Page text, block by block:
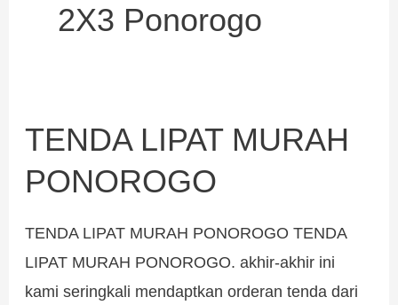
2X3 Ponorogo
TENDA LIPAT MURAH
PONOROGO
TENDA LIPAT MURAH PONOROGO TENDA
LIPAT MURAH PONOROGO. akhir-akhir ini
kami seringkali mendaptkan orderan tenda dari
TENDA
MURAH